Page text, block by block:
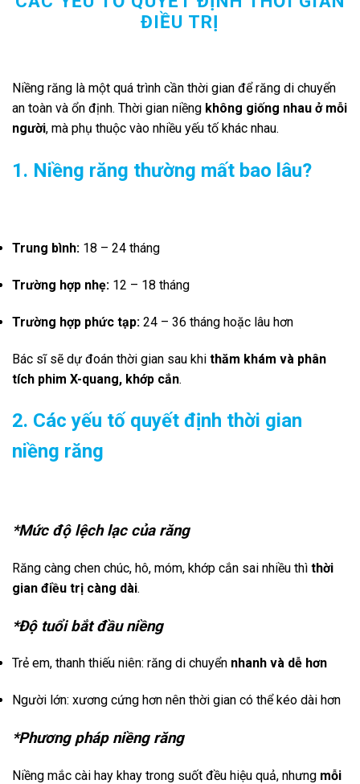
ĐIỀU TRỊ
Niềng răng là một quá trình cần thời gian để răng di chuyển
an toàn và ổn định. Thời gian niềng không giống nhau ở mỗi
người, mà phụ thuộc vào nhiều yếu tố khác nhau.
1. Niềng răng thường mất bao lâu?
Trung bình: 18 – 24 tháng
Trường hợp nhẹ: 12 – 18 tháng
Trường hợp phức tạp: 24 – 36 tháng hoặc lâu hơn
Bác sĩ sẽ dự đoán thời gian sau khi thăm khám và phân
tích phim X-quang, khớp cắn.
2. Các yếu tố quyết định thời gian
niềng răng
*Mức độ lệch lạc của răng
Răng càng chen chúc, hô, móm, khớp cắn sai nhiều thì thời
gian điều trị càng dài.
*Độ tuổi bắt đầu niềng
Trẻ em, thanh thiếu niên: răng di chuyển nhanh và dễ hơn
Người lớn: xương cứng hơn nên thời gian có thể kéo dài hơn
*Phương pháp niềng răng
Niềng mắc cài hay khay trong suốt đều hiệu quả, nhưng mỗi